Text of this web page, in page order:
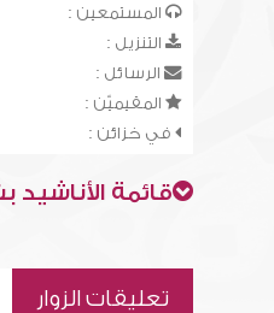
المستمعين :
التنزيل :
الرسائل :
المقيميّن :
في خزائن :
قائمة الأناشيد
تعليقات الزوار